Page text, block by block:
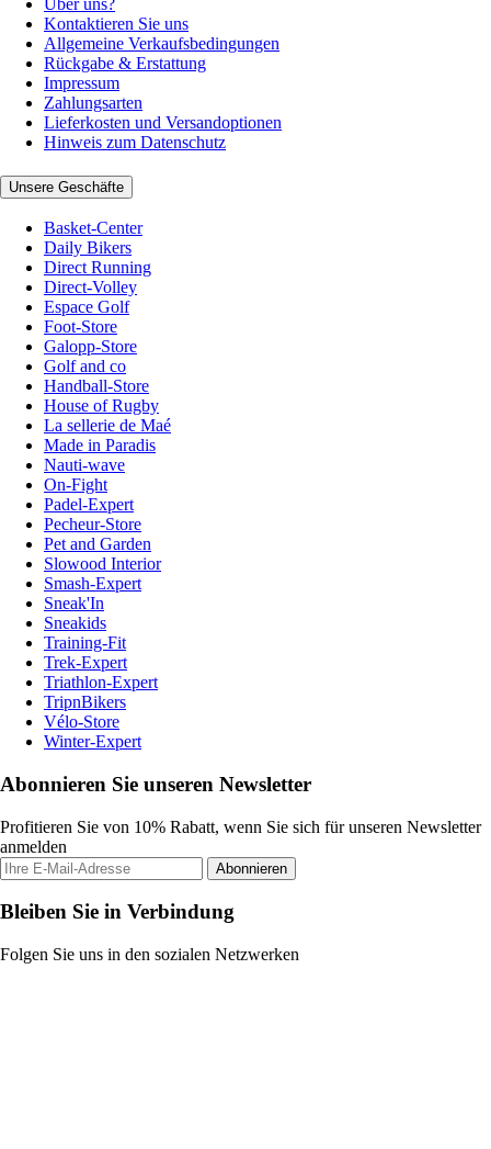
Kontaktieren Sie uns
Allgemeine Verkaufsbedingungen
Rückgabe & Erstattung
Impressum
Zahlungsarten
Lieferkosten und Versandoptionen
Hinweis zum Datenschutz
Unsere Geschäfte
Basket-Center
Daily Bikers
Direct Running
Direct-Volley
Espace Golf
Foot-Store
Galopp-Store
Golf and co
Handball-Store
House of Rugby
La sellerie de Maé
Made in Paradis
Nauti-wave
On-Fight
Padel-Expert
Pecheur-Store
Pet and Garden
Slowood Interior
Smash-Expert
Sneak'In
Sneakids
Training-Fit
Trek-Expert
Triathlon-Expert
TripnBikers
Vélo-Store
Winter-Expert
Abonnieren Sie unseren Newsletter
Profitieren Sie von 10% Rabatt, wenn Sie sich für unseren Newsletter
anmelden
Abonnieren
Bleiben Sie in Verbindung
Folgen Sie uns in den sozialen Netzwerken